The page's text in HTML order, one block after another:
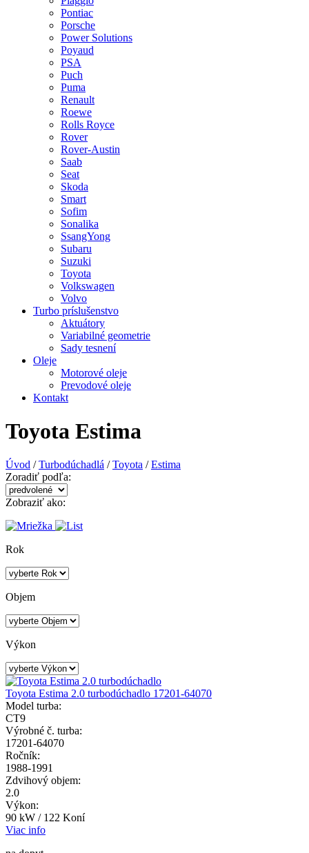
Pontiac
Porsche
Power Solutions
Poyaud
PSA
Puch
Puma
Renault
Roewe
Rolls Royce
Rover
Rover-Austin
Saab
Seat
Skoda
Smart
Sofim
Sonalika
SsangYong
Subaru
Suzuki
Toyota
Volkswagen
Volvo
Turbo príslušenstvo
Aktuátory
Variabilné geometrie
Sady tesnení
Oleje
Motorové oleje
Prevodové oleje
Kontakt
Toyota Estima
Úvod / Turbodúchadlá / Toyota / Estima
Zoradiť podľa:
Zobraziť ako:
Rok
Objem
Výkon
Toyota Estima 2.0 turbodúchadlo 17201-64070
Model turba:
CT9
Výrobné č. turba:
17201-64070
Ročník:
1988-1991
Zdvihový objem:
2.0
Výkon:
90 kW / 122 Koní
Viac info